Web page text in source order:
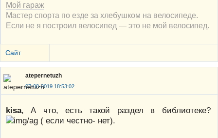
Мой гараж
Мастер спорта по езде за хлебушком на велосипеде.
Если не я построил велосипед — это не мой велосипед.
Сайт
atepernetuzh
07-08-2019 18:53:02
kisa, А что, есть такой раздел в библиотеке?
( если честно- нет).